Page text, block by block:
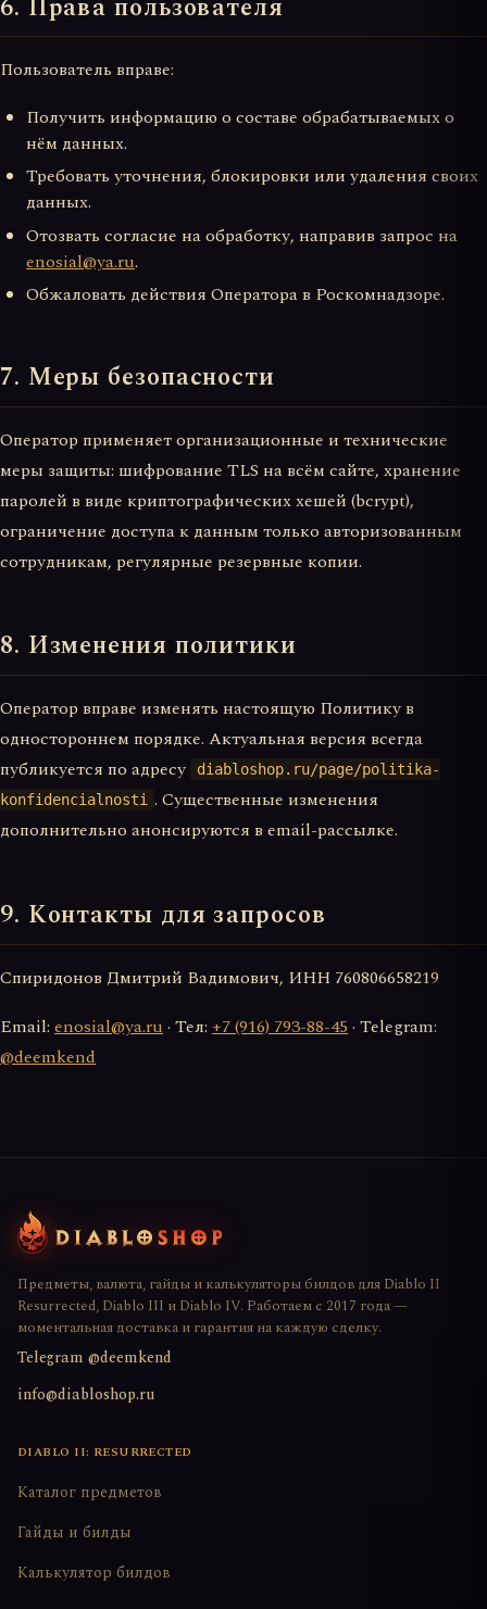
Пользователь вправе:
Получить информацию о составе обрабатываемых о
нём данных.
Требовать уточнения, блокировки или удаления своих
данных.
Отозвать согласие на обработку, направив запрос на
enosial@ya.ru.
Обжаловать действия Оператора в Роскомнадзоре.
7. Меры безопасности
Оператор применяет организационные и технические
меры защиты: шифрование TLS на всём сайте, хранение
паролей в виде криптографических хешей (bcrypt),
ограничение доступа к данным только авторизованным
сотрудникам, регулярные резервные копии.
8. Изменения политики
Оператор вправе изменять настоящую Политику в
одностороннем порядке. Актуальная версия всегда
публикуется по адресу
diabloshop.ru/page/politika-
konfidencialnosti . Существенные изменения
дополнительно анонсируются в email-рассылке.
9. Контакты для запросов
Спиридонов Дмитрий Вадимович, ИНН 760806658219
Email: enosial@ya.ru· Тел: +7 (916) 793-88-45· Telegram:
@deemkend
Предметы, валюта, гайды и калькуляторы билдов для Diablo II
Resurrected, Diablo III и Diablo IV. Работаем с 2017 года —
моментальная доставка и гарантия на каждую сделку.
Telegram @deemkend
info@diabloshop.ru
DIABLO II: RESURRECTED
Каталог предметов
Гайды и билды
Калькулятор билдов